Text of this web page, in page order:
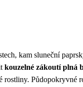
kam sluneční
kouzelné zákoutí plná
rostliny. Půdopokryvné